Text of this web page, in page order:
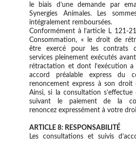
le biais d’une demande par
Synergies Animales. Les
intégralement remboursées.
Conformément à l’article L 121-
Consommation, « le droit de
être exercé pour les contrats
services pleinement exécutés
rétractation et dont l’exécution a
accord préalable express du
renoncement express à son droit
Ainsi, si la consultation
suivant le paiement de la
renoncez expressément à votre
ARTICLE 8: RESPONSABILITÉ​
​Les consultations et suivis